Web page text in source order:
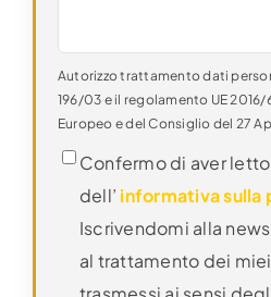
Autorizzo trattamento dati
196/03 e il regolamento UE
Europeo e del Consiglio del 27
Confermo di aver
dell’ informativa sulla
Iscrivendomi alla
al trattamento dei